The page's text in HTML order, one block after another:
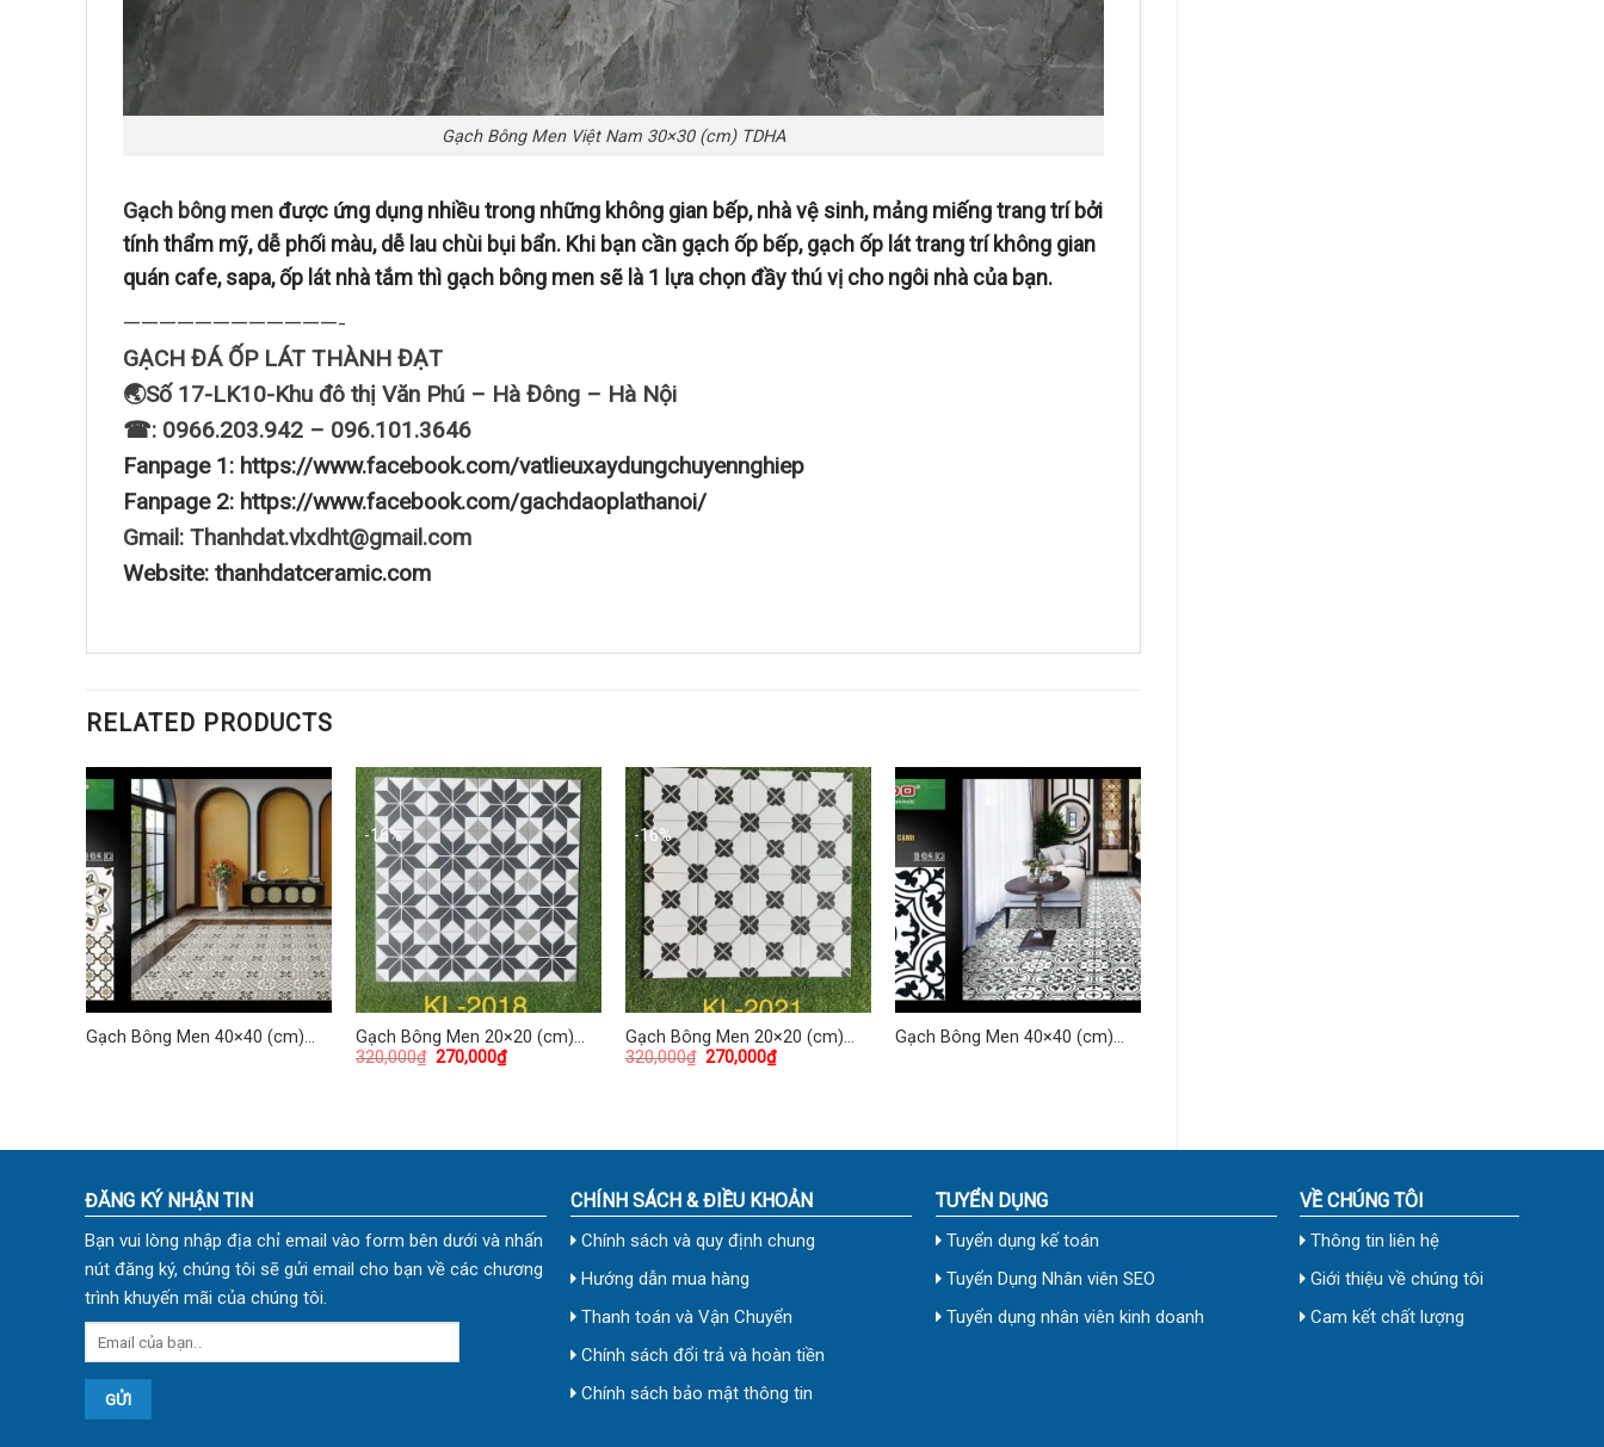
Gạch Bông Men Việt Nam 30×30 (cm) TDHA
Gạch bông menđược ứng dụng nhiều trong những không gian bếp, nhà vệ sinh, mảng miếng trang trí bởi
tính thẩm mỹ, dễ phối màu, dễ lau chùi bụi bẩn. Khi bạn cần gạch ốp bếp, gạch ốp lát trang trí không gian
quán cafe, sapa, ốp lát nhà tắm thì gạch bông men sẽ là 1 lựa chọn đầy thú vị cho ngôi nhà của bạn.
————————————-
GẠCH ĐÁ ỐP LÁT THÀNH ĐẠT
🌏Số 17-LK10-Khu đô thị Văn Phú – Hà Đông – Hà Nội
☎: 0966.203.942 – 096.101.3646
Fanpage 1: https://www.facebook.com/vatlieuxaydungchuyennghiep
Fanpage 2: https://www.facebook.com/gachdaoplathanoi/
Gmail: Thanhdat.vlxdht@gmail.com
Website: thanhdatceramic.com
RELATED PRODUCTS
Gạch Bông Men 40×40 (cm)
-16%
Gạch Bông Men 20×20 (cm)
TDKL-2018
320,000₫ 270,000₫
-16%
Gạch Bông Men 20×20 (cm)
TDKL-2021
320,000₫ 270,000₫
Gạch Bông Men 40×40 (cm)
ĐĂNG KÝ NHẬN TIN
Bạn vui lòng nhập địa chỉ email vào form bên dưới và nhấn
nút đăng ký, chúng tôi sẽ gửi email cho bạn về các chương
trình khuyến mãi của chúng tôi.
CHÍNH SÁCH & ĐIỀU KHOẢN
Chính sách và quy định chung
Hướng dẫn mua hàng
Thanh toán và Vận Chuyển
Chính sách đổi trả và hoàn tiền
Chính sách bảo mật thông tin
TUYỂN DỤNG
Tuyển dụng kế toán
Tuyển Dụng Nhân viên SEO
Tuyển dụng nhân viên kinh doanh
VỀ CHÚNG TÔI
Thông tin liên hệ
Giới thiệu về chúng tôi
Cam kết chất lượng